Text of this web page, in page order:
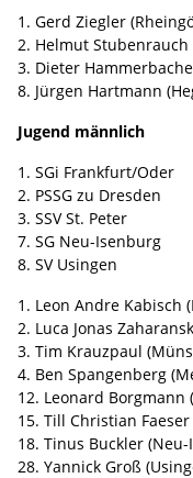
1. Gerd Ziegler
2. Helmut
3. Dieter
8. Jürgen
Jugend männlich
1. SGi
2. PSSG zu
3. SSV St.
7. SG Neu-
8. SV
1. Leon Andre
2. Luca Jonas
3. Tim Krauzpaul
4. Ben
12. Leonard
15. Till Christian
18. Tinus Buckler
28. Yannick Groß